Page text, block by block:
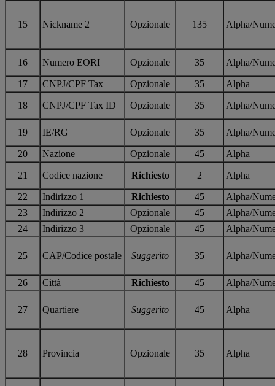
15 Nickname 2 Opzionale 135 Alpha/
16 Numero EORI Opzionale 35 Alpha/
17 CNPJ/CPF Tax Opzionale 35 Alpha
18 CNPJ/CPF Tax ID Opzionale 35 Alpha/
19 IE/RG Opzionale 35 Alpha/
20 Nazione Opzionale 45 Alpha
21 Codice nazione Richiesto 2 Alpha
22 Indirizzo 1 Richiesto 45
Alpha/
23
Indirizzo 2 Opzionale 45
Alpha/
24
Indirizzo 3 Opzionale 45 Alpha/
25 CAP/Codice postale Suggerito 35 Alpha/
26 Città Richiesto 45 Alpha/
27 Quartiere Suggerito 45 Alpha
28 Provincia Opzionale 35 Alpha